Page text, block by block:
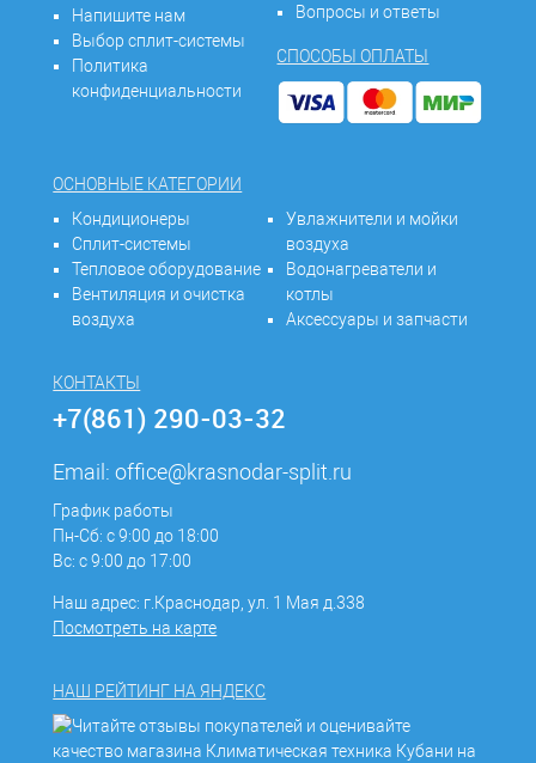
Напишите нам
Выбор сплит-системы
Политика
конфиденциальности
Вопросы и ответы
СПОСОБЫ ОПЛАТЫ
ОСНОВНЫЕ КАТЕГОРИИ
Кондиционеры
Сплит-системы
Тепловое оборудование
Вентиляция и очистка
воздуха
Увлажнители и мойки
воздуха
Водонагреватели и
котлы
Аксессуары и запчасти
КОНТАКТЫ
+7(861) 290-03-32
Email:office@krasnodar-split.ru
График работы
Пн-Сб: с 9:00 до 18:00
Вс: с 9:00 до 17:00
Наш адрес: г.Краснодар, ул. 1 Мая д.338
Посмотреть на карте
НАШ РЕЙТИНГ НА ЯНДЕКС